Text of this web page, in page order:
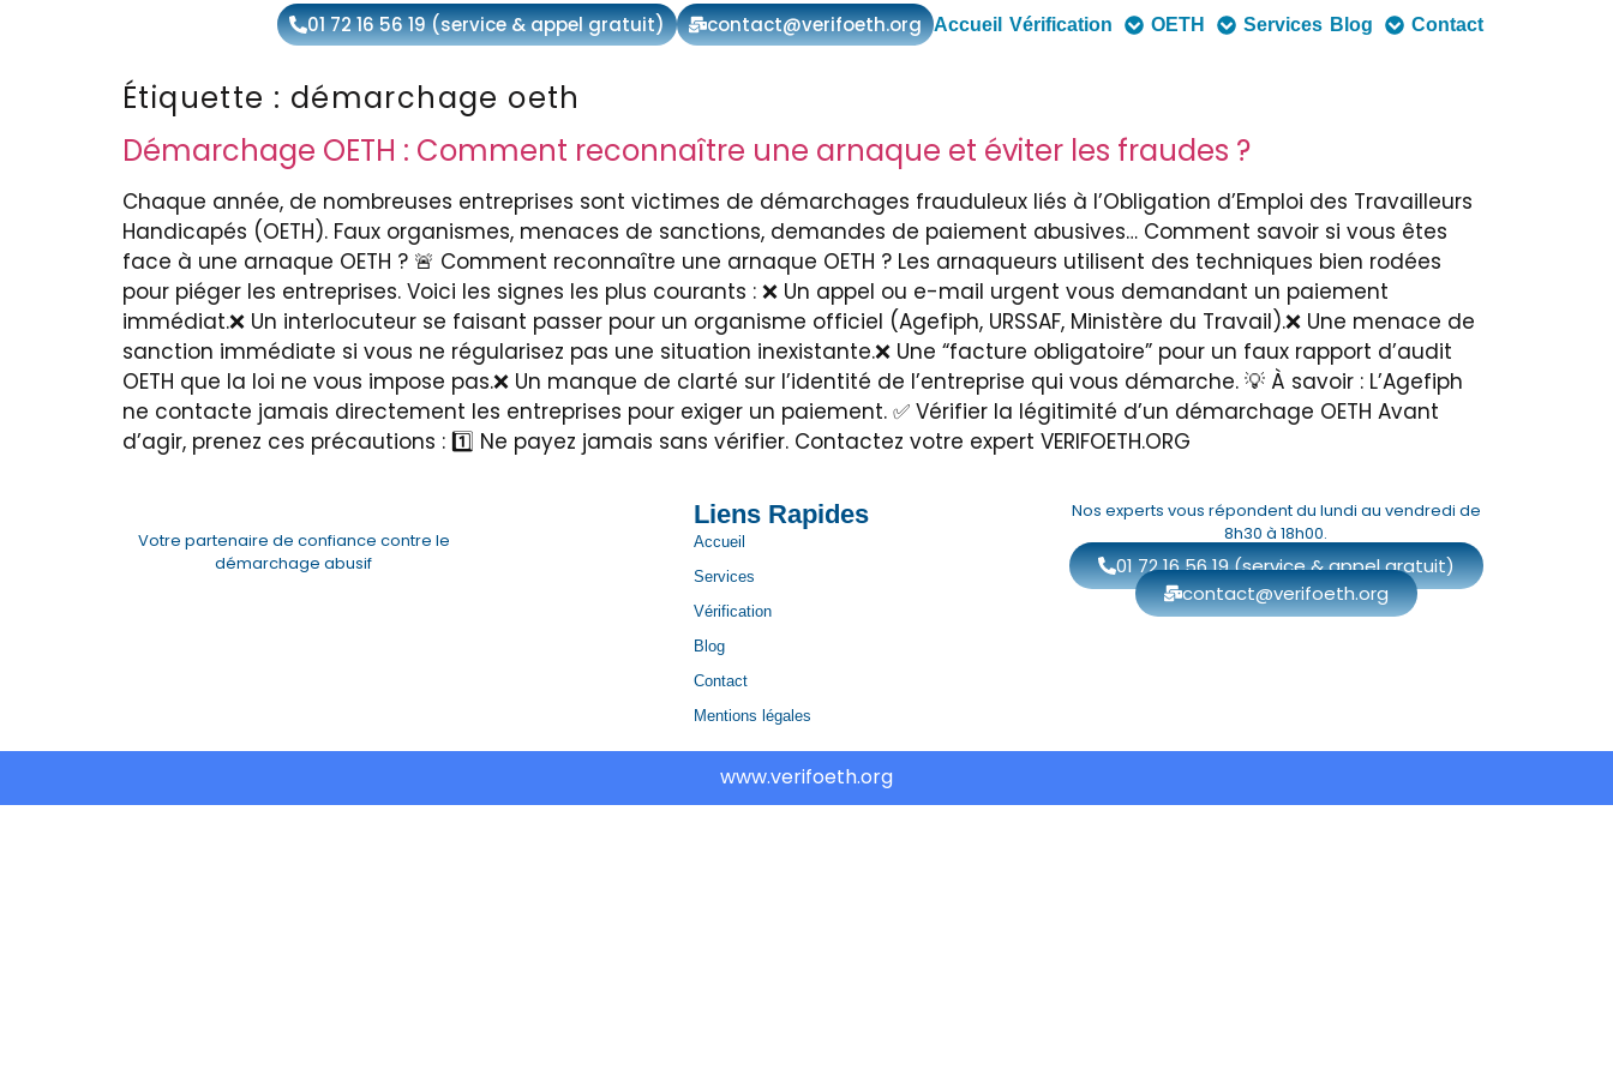
01 72 16 56 19 (service & appel gratuit) contact@verifoeth.org Accueil Vérification OETH Services Blog Contact
Étiquette : démarchage oeth
Démarchage OETH : Comment reconnaître une arnaque et éviter les fraudes ?
Chaque année, de nombreuses entreprises sont victimes de démarchages frauduleux liés à l’Obligation d’Emploi des Travailleurs
Handicapés (OETH). Faux organismes, menaces de sanctions, demandes de paiement abusives… Comment savoir si vous êtes
face à une arnaque OETH ? 🚨 Comment reconnaître une arnaque OETH ? Les arnaqueurs utilisent des techniques bien rodées
pour piéger les entreprises. Voici les signes les plus courants : ❌ Un appel ou e-mail urgent vous demandant un paiement
immédiat.❌ Un interlocuteur se faisant passer pour un organisme officiel (Agefiph, URSSAF, Ministère du Travail).❌ Une menace de
sanction immédiate si vous ne régularisez pas une situation inexistante.❌ Une “facture obligatoire” pour un faux rapport d’audit
OETH que la loi ne vous impose pas.❌ Un manque de clarté sur l’identité de l’entreprise qui vous démarche. 💡 À savoir : L’Agefiph
ne contacte jamais directement les entreprises pour exiger un paiement. ✅ Vérifier la légitimité d’un démarchage OETH Avant
d’agir, prenez ces précautions : 1️⃣ Ne payez jamais sans vérifier. Contactez votre expert VERIFOETH.ORG
Votre partenaire de confiance contre le
démarchage abusif
Liens Rapides
Accueil
Services
Vérification
Blog
Contact
Mentions légales
Nos experts vous répondent du lundi au vendredi de
8h30 à 18h00.
01 72 16 56 19 (service & appel gratuit)
contact@verifoeth.org
www.verifoeth.org